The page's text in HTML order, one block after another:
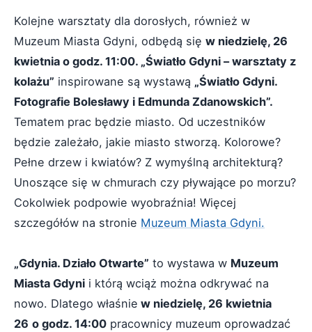
Kolejne warsztaty dla dorosłych, również w
Muzeum Miasta Gdyni, odbędą się w niedzielę, 26
kwietnia o godz. 11:00. „Światło Gdyni – warsztaty z
kolażu” inspirowane są wystawą „Światło Gdyni.
Fotografie Bolesławy i Edmunda Zdanowskich”.
Tematem prac będzie miasto. Od uczestników
będzie zależało, jakie miasto stworzą. Kolorowe?
Pełne drzew i kwiatów? Z wymyślną architekturą?
Unoszące się w chmurach czy pływające po morzu?
Cokolwiek podpowie wyobraźnia! Więcej
szczegółów na stronie Muzeum Miasta Gdyni.
„Gdynia. Działo Otwarte” to wystawa w Muzeum
Miasta Gdyni i którą wciąż można odkrywać na
nowo. Dlatego właśnie w niedzielę, 26 kwietnia
26 o godz. 14:00 pracownicy muzeum oprowadzać